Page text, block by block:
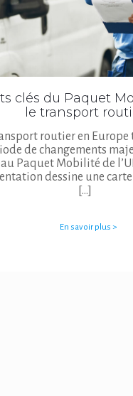
clés du Paquet
le transport
routier en Europe
de changements
Paquet Mobilité de
dessine une
[…]
En savoir plus >